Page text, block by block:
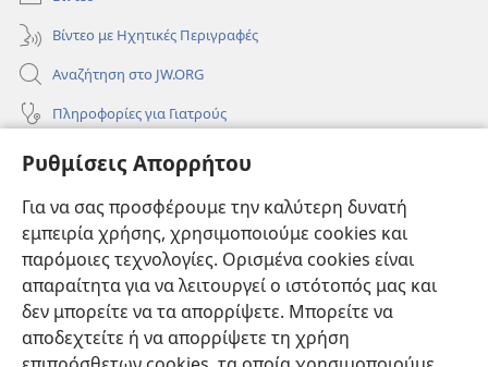
Ρυθμίσεις Απορρήτου
Για να σας προσφέρουμε την καλύτερη δυνατή
εμπειρία χρήσης, χρησιμοποιούμε cookies και
παρόμοιες τεχνολογίες. Ορισμένα cookies είναι
απαραίτητα για να λειτουργεί ο ιστότοπός μας και
δεν μπορείτε να τα απορρίψετε. Μπορείτε να
αποδεχτείτε ή να απορρίψετε τη χρήση
Βίντεο με Ηχητικές Περιγραφές
Αναζήτηση στο JW.ORG
Πληροφορίες για Γιατρούς
Πληροφορίες για Επίσημους Φορείς και ΜΜΕ
Συνεισφορές
(ανοίγει
παράθυρο)ΔΙΑΔΙΚΤΥΑΚΗ ΒΙΒΛΙΟΘΗΚΗ της Σκοπιάς™
(ανοίγει
νέο
παράθυρο)
JW Hub